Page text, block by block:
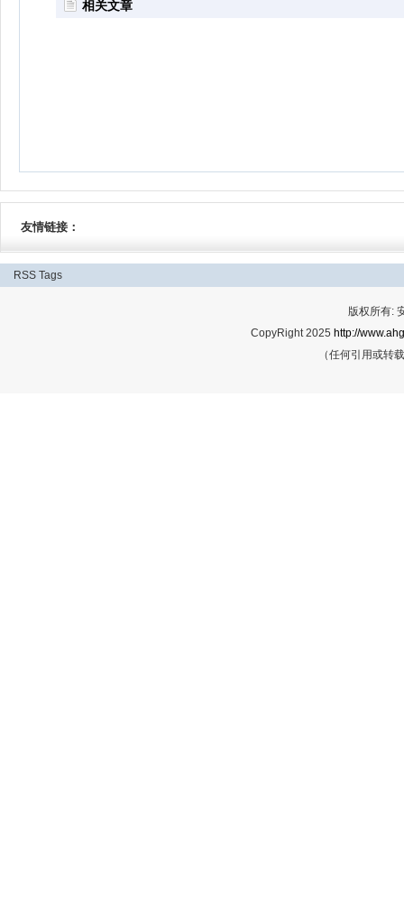
相关文章
友情链接：
RSS Tags
版权所有:
CopyRight 2025 http://
（任何引用或转